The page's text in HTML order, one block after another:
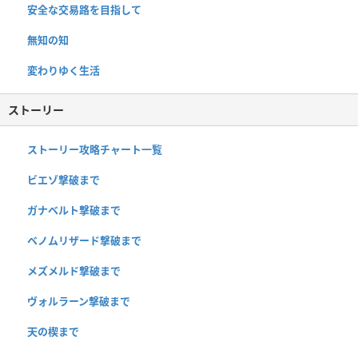
安全な交易路を目指して
無知の知
変わりゆく生活
ストーリー
ストーリー攻略チャート一覧
ビエゾ撃破まで
ガナベルト撃破まで
ベノムリザード撃破まで
メズメルド撃破まで
ヴォルラーン撃破まで
天の楔まで